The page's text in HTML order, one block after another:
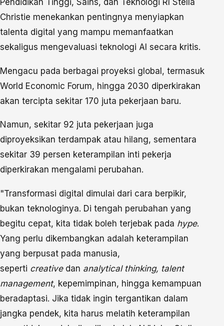
Pendidikan Tinggi, Sains, dan Teknologi RI Stella
Christie menekankan pentingnya menyiapkan
talenta digital yang mampu memanfaatkan
sekaligus mengevaluasi teknologi AI secara kritis.
Mengacu pada berbagai proyeksi global, termasuk
World Economic Forum, hingga 2030 diperkirakan
akan tercipta sekitar 170 juta pekerjaan baru.
Namun, sekitar 92 juta pekerjaan juga
diproyeksikan terdampak atau hilang, sementara
sekitar 39 persen keterampilan inti pekerja
diperkirakan mengalami perubahan.
"Transformasi digital dimulai dari cara berpikir,
bukan teknologinya. Di tengah perubahan yang
begitu cepat, kita tidak boleh terjebak pada hype.
Yang perlu dikembangkan adalah keterampilan
yang berpusat pada manusia,
seperti creativedan analytical thinking, talent
management, kepemimpinan, hingga kemampuan
beradaptasi. Jika tidak ingin tergantikan dalam
jangka pendek, kita harus melatih keterampilan